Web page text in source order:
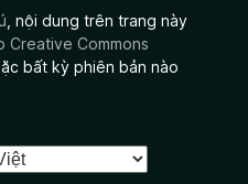
, nội dung trên trang này
Creative Commons
bất kỳ phiên bản nào